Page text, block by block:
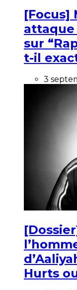
[Focus]
sur
t-il
3
Hurts